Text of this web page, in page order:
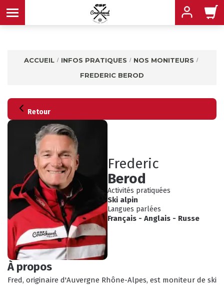
INFOS PRATIQUES
CONSEILS
MENU
AGENDA
ANIMATIONS
MENU
MENU
ACCUEIL INFOS PRATIQUES
NOS MONITEURS
FREDERIC BEROD
Retour
Frederic
Berod
Activités pratiquées
Ski alpin
Langues parlées
Français - Anglais - Russe
À propos
Fred, originaire d'Auvergne Rhône-Alpes, est moniteur de ski